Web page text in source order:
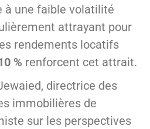
à une faible volatilité
attrayant pour
rendements locatifs
% renforcent cet attrait.
directrice des
immobilières de
sur les perspectives